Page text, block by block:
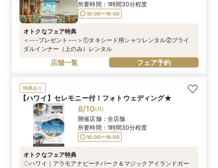
所要時間： 1時間30分程度
10:00〜19:00
オトクなフェア特典
＜---プレゼント---＞①タキシード用シャツレンタル②ブライ
ダルインナー（上のみ）レンタル
店舗一覧 フェア予約
特典あり
【ハワイ】セレモニー付！フォトウェディング★
8/10(月)
開催店舗： 全店舗
所要時間： 1時間30分程度
10:00〜19:00
オトクなフェア特典
◇ハワイ｜アラモアナビーチパーク＆マジックアイランドガー